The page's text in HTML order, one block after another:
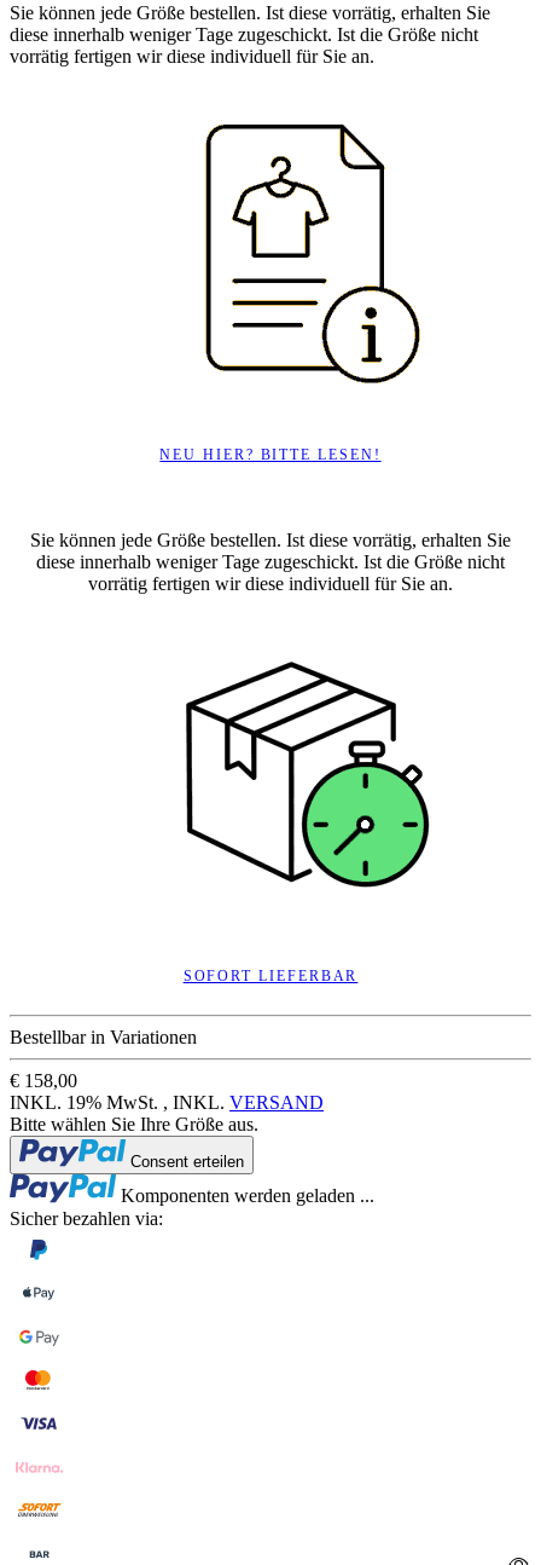
Sie können jede Größe bestellen. Ist diese vorrätig, erhalten Sie
diese innerhalb weniger Tage zugeschickt. Ist die Größe nicht
vorrätig fertigen wir diese individuell für Sie an.
NEU HIER? BITTE LESEN!
Sie können jede Größe bestellen. Ist diese vorrätig, erhalten Sie
diese innerhalb weniger Tage zugeschickt. Ist die Größe nicht
vorrätig fertigen wir diese individuell für Sie an.
SOFORT LIEFERBAR
Bestellbar in Variationen
€ 158,00
INKL. 19% MwSt. , INKL. VERSAND
Bitte wählen Sie Ihre Größe aus.
Consent erteilen
Loading...
Komponenten werden geladen ...
Sicher bezahlen via: